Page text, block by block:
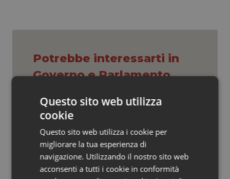
Psoriasi & pelle
Quotidiano Cardiologia
Quotidiano Oncologia
Quotidiano Pediatria
Rene & patologie urogenitali
Potrebbe interessarti in
Governo e Parlamento
Decreto PA. Un commissario per
smaltire le scorte Covid, le liste
controllo sulle agende di
prenotazione passa ad Agenas. Saltano l’aumento
delle tariffe ospedaliere e la proroga dei gettonisti
Università. Bernini firma il decreto:
Questo sito web utilizza
cookie
Questo sito web utilizza i cookie per
migliorare la tua esperienza di
navigazione. Utilizzando il nostro sito web
acconsenti a tutti i cookie in conformità